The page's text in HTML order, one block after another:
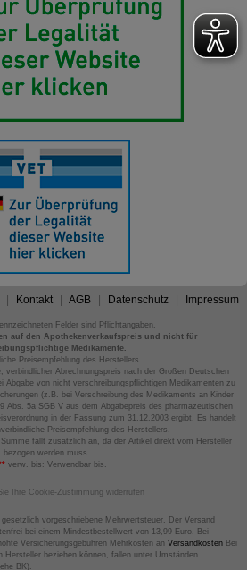
Kontakt AGB Datenschutz Impressum
Felder sind Pflichtangaben.
auf den Apothekenverkaufspreis und nicht für
Medikamente.
Preisempfehlung des Herstellers.
verbindlicher Abrechnungspreis nach der Großen Deutschen
Abgabe von nicht verschreibungspflichtigen Medikamenten zu
(z.B. bei Verschreibung des Medikaments an Kinder
Abs. 5a SGB V aus dem Abgabepreis des pharmazeutischen
in der Fassung zum 31.12.2003 ergibt. Es handelt
Preisempfehlung des Herstellers.
fällt zusätzlich an, da der Artikel direkt vom Hersteller
bezogen werden muss.
verw. bis: Verwendbar bis.
Ihre Cookie-Zustimmung widerrufen
vorgeschriebene Mehrwertsteuer. Der Versand
bei einem Mindestbestellwert von 13,99 Euro. Bei
Versicherungsgebühren Mehrkosten an VersandkostenBei
beziehen können, fallen unter Umständen
BK).